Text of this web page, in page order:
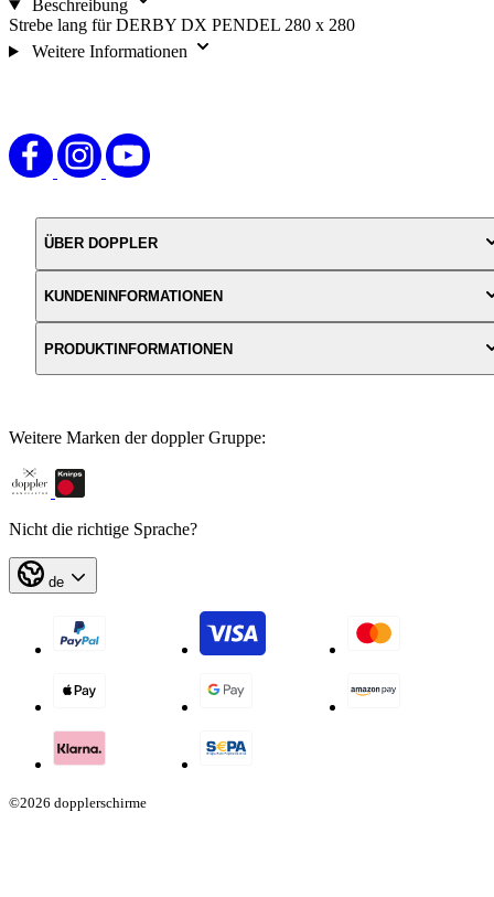
Beschreibung
Strebe lang für DERBY DX PENDEL 280 x 280
Weitere Informationen
ÜBER DOPPLER
KUNDENINFORMATIONEN
PRODUKTINFORMATIONEN
Weitere Marken der doppler Gruppe:
Nicht die richtige Sprache?
de
©2026 dopplerschirme